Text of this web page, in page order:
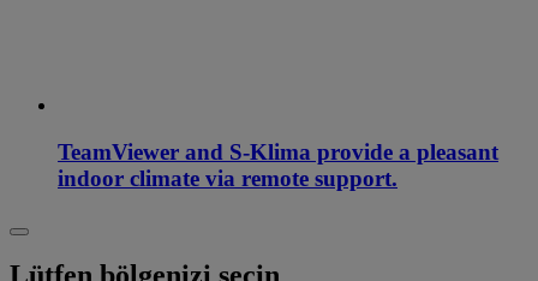
TeamViewer and S-Klima provide a pleasant
indoor climate via remote support.